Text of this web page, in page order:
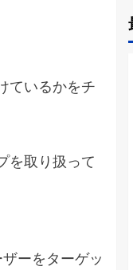
ているかをチ
を取り扱って
ーをターゲッ